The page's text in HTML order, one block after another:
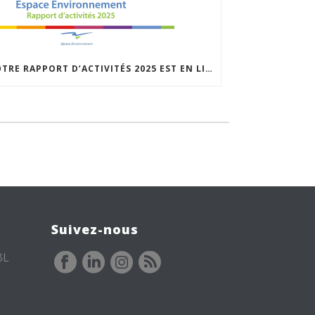
NOTRE RAPPORT D’ACTIVITÉS 2025 EST EN LIGNE
Suivez-nous